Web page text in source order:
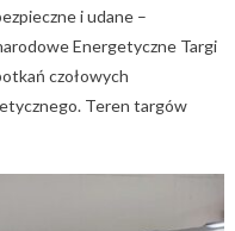
i udane –
Energetyczne Targi
czołowych
Teren targów